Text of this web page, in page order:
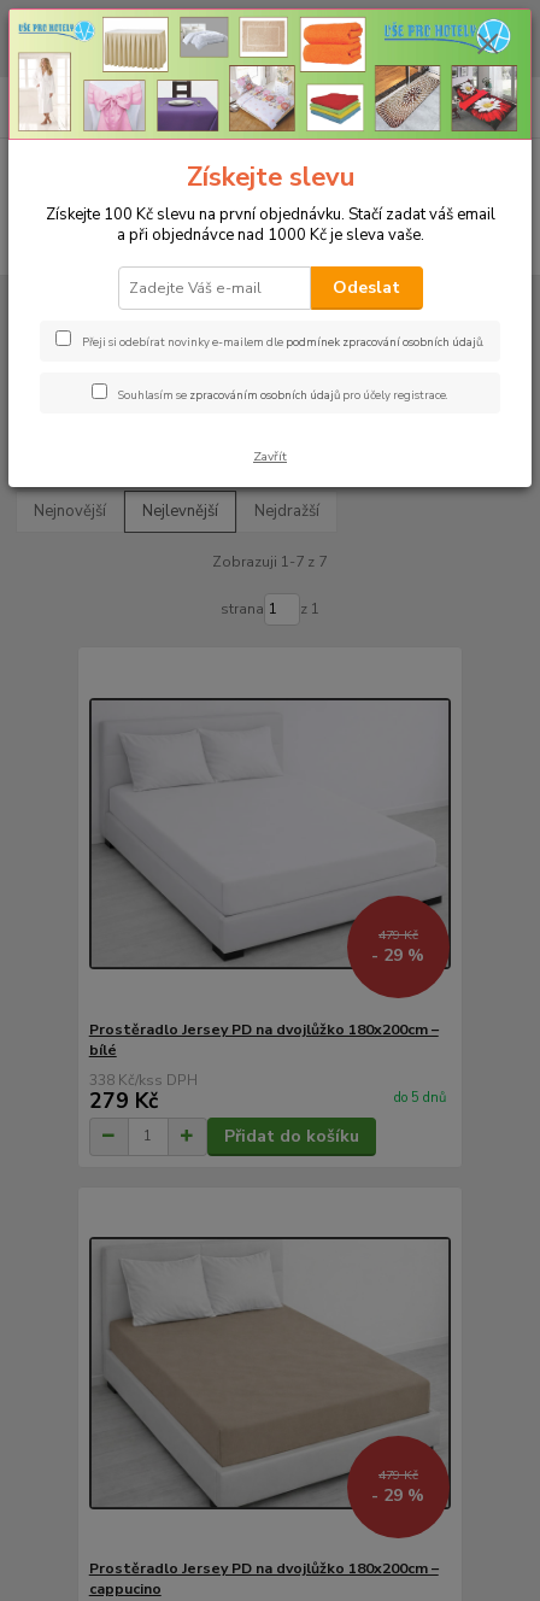
CHCETE NAKOUPIT VĚTŠÍ MNOŽSTVÍ NAŠICH PRODUKTŮ ZA LEPŠÍ
CENU? Klikněte ZDE
CZK
+420 773 794 023
Pondělí-pátek 9-16 hodin
0ks
za0 Kč
PROSTĚRADLA
Bavlněné prostěradla JERSEY PD s gumou - 7
Na dvojlůžko 180x200cm
Nejnovější Nejlevnější Nejdražší
Zobrazuji 1-7 z 7
strana z 1
479 Kč
- 29 %
Prostěradlo Jersey PD na dvojlůžko 180x200cm –
bílé
338 Kč/ks
279 Kč do 5 dnů
Přidat do košíku
479 Kč
- 29 %
Prostěradlo Jersey PD na dvojlůžko 180x200cm –
cappucino
Získejte slevu
Získejte 100 Kč slevu na první objednávku. Stačí zadat váš email
a při objednávce nad 1000 Kč je sleva vaše.
Odeslat
Přeji si odebírat novinky e-mailem dle podmínek zpracování osobních údajů.
Souhlasím se zpracováním osobních údajů pro účely registrace.
Zavřít